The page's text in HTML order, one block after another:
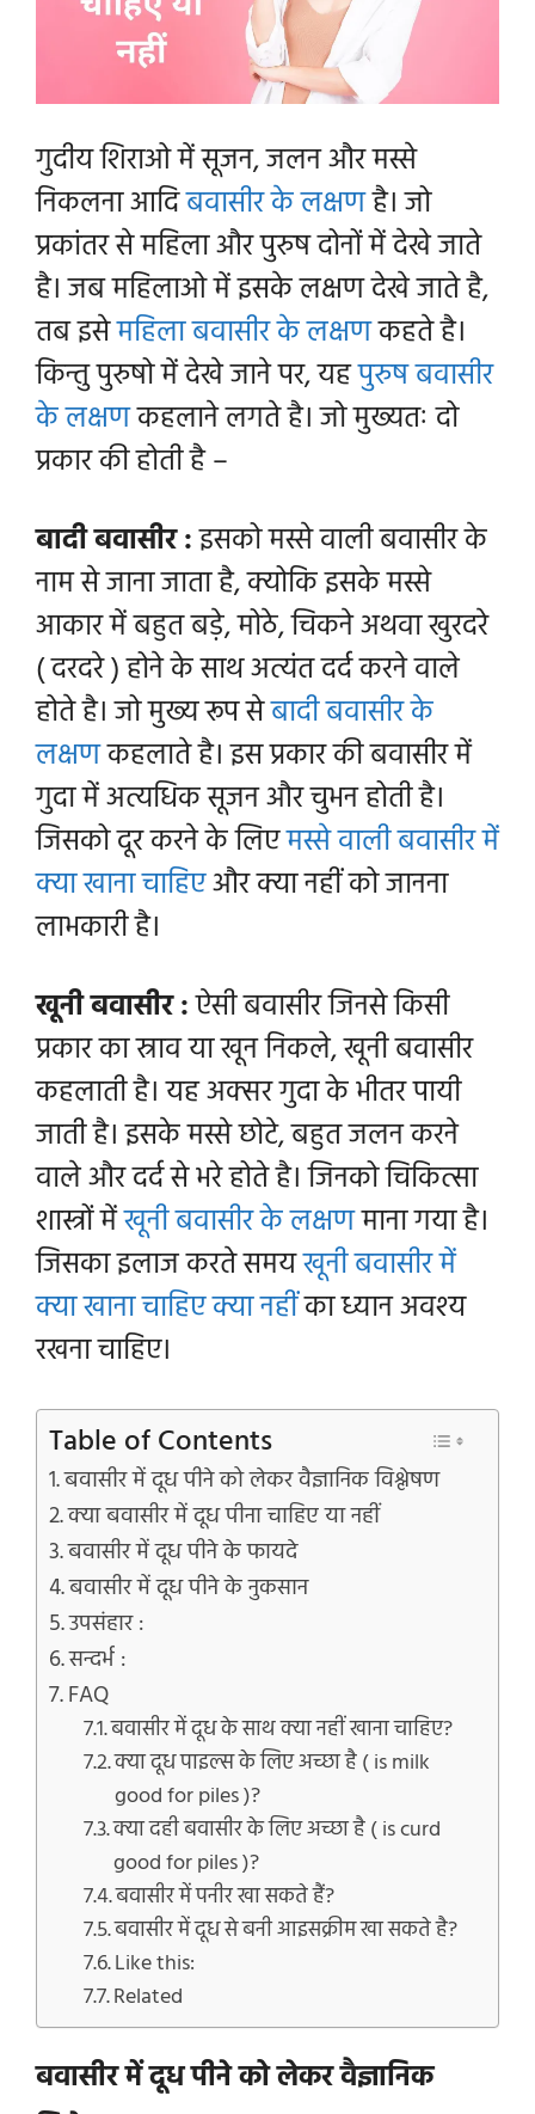
गुदीय शिराओ में सूजन, जलन और मस्से
निकलना आदिबवासीर के लक्षणहै। जो
प्रकांतर से महिला और पुरुष दोनों में देखे जाते
है। जब महिलाओ में इसके लक्षण देखे जाते है,
तब इसेमहिला बवासीर के लक्षणकहते है।
किन्तु पुरुषो में देखे जाने पर, यहपुरुष बवासीर
के लक्षणकहलाने लगते है। जो मुख्यतः दो
प्रकार की होती है –
बादी बवासीर :इसको मस्से वाली बवासीर के
नाम से जाना जाता है, क्योकि इसके मस्से
आकार में बहुत बड़े, मोठे, चिकने अथवा खुरदरे
( दरदरे ) होने के साथ अत्यंत दर्द करने वाले
होते है। जो मुख्य रूप सेबादी बवासीर के
लक्षणकहलाते है। इस प्रकार की बवासीर में
गुदा में अत्यधिक सूजन और चुभन होती है।
जिसको दूर करने के लिएमस्से वाली बवासीर में
क्या खाना चाहिएऔर क्या नहीं को जानना
लाभकारी है।
खूनी बवासीर :ऐसी बवासीर जिनसे किसी
प्रकार का स्राव या खून निकले, खूनी बवासीर
कहलाती है। यह अक्सर गुदा के भीतर पायी
जाती है। इसके मस्से छोटे, बहुत जलन करने
वाले और दर्द से भरे होते है। जिनको चिकित्सा
शास्त्रों मेंखूनी बवासीर के लक्षणमाना गया है।
जिसका इलाज करते समयखूनी बवासीर में
क्या खाना चाहिए क्या नहींका ध्यान अवश्य
रखना चाहिए।
Table of Contents
बवासीर में दूध पीने को लेकर वैज्ञानिक विश्लेषण
क्या बवासीर में दूध पीना चाहिए या नहीं
बवासीर में दूध पीने के फायदे
बवासीर में दूध पीने के नुकसान
उपसंहार :
सन्दर्भ :
FAQ
बवासीर में दूध के साथ क्या नहीं खाना चाहिए?
क्या दूध पाइल्स के लिए अच्छा है ( is milk
good for piles )?
क्या दही बवासीर के लिए अच्छा है ( is curd
good for piles )?
बवासीर में पनीर खा सकते हैं?
बवासीर में दूध से बनी आइसक्रीम खा सकते है?
Like this:
Related
बवासीर में दूध पीने को लेकर वैज्ञानिक